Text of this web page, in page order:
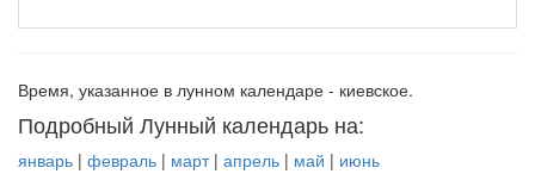
Время, указанное в лунном календаре - киевское.
Подробный Лунный календарь на:
январь | февраль | март| апрель | май | июнь